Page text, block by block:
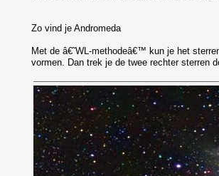
Zo vind je Andromeda
Met de â€˜WL-methodeâ€™ kun je het
vormen. Dan trek je de twee rechter sterren